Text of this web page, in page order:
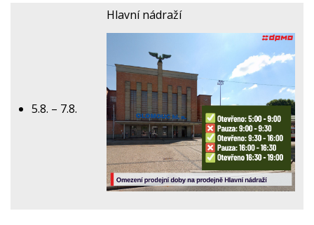
5.8. – 7.8.
Hlavní nádraží